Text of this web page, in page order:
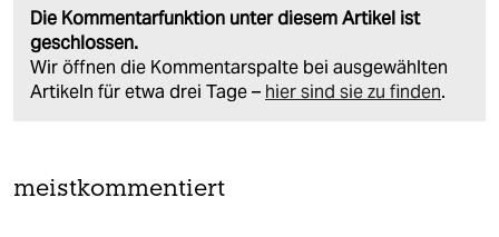
Die Kommentarfunktion unter diesem Artikel ist
geschlossen.
Wir öffnen die Kommentarspalte bei ausgewählten
Artikeln für etwa drei Tage – hier sind sie zu finden.
meistkommentiert